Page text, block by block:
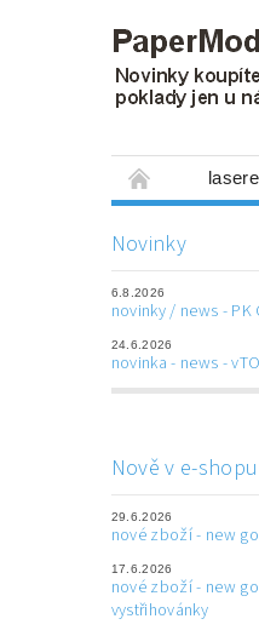
laserem
Napište nám
Novinky
6.8.2026
novinky / news - PK
24.6.2026
novinka - news -
Nově v e-shopu
29.6.2026
nové zboží - new
17.6.2026
nové zboží - new
vystřihovánky